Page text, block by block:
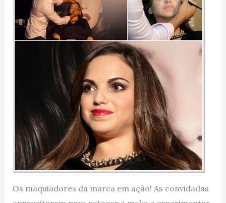
Os maquiadores da marca em ação! As convidadas